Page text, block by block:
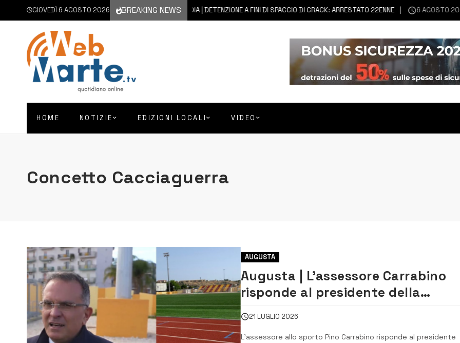
GIOVEDÌ 6 AGOSTO 2026 BREAKING NEWS
6 AGOSTO 2026 FLORIDIA | DETENZIONE A FINI DI SPACCIO DI CRACK: ARRESTATO 22ENNE 6 AGOSTO 2026
HOME NOTIZIE EDIZIONI LOCALI VIDEO
Concetto Cacciaguerra
AUGUSTA
Augusta | L’assessore Carrabino
risponde al presidente della
Megarese
21 LUGLIO 2026
L’assessore allo sporto Pino Carrabino risponde al presidente